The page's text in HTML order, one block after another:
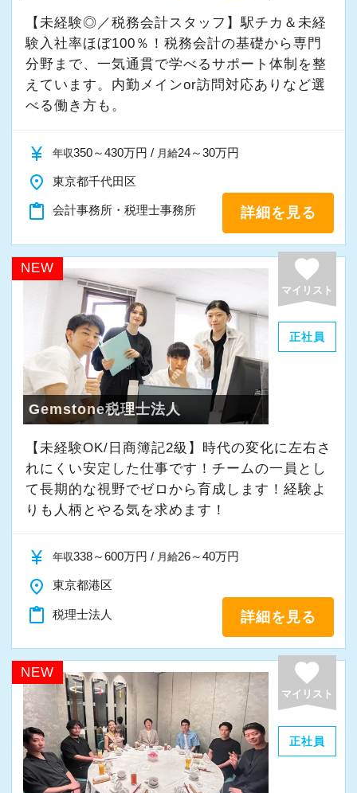
・お客様や仲間に対して誠実に対応できる方
・成長意欲を持ち、前向きにチャレンジできる
方
また、当事務所ではDX化や業務改善などにも積
「まずはやってみる」
「新しいことにも前向きに挑戦してみる」
そんな姿勢をお持ちの方であれば、経験を活か
しながらさらに成長できる環境です。
一緒に学び、成長しながら、お客様のお役に立
てる仕事をしていきませんか。
★事務所の理念★
～事業の発展に寄与するために、公正で健全な
会計・税務を通じて、貢献できる価値を提供
し、人生豊かで幸せになるための力となること
～
当事務所では、経営者やそこで働く社員の皆さ
まがより良い未来を実現できるよう、日々業務
に取り組んでいます。
を感じながら、安心して長く働ける事務所であ
りたいと考えています。
私たちと一緒に成長しながら働いてみません
か。
ご応募をお待ちしております！
【未経験◎／税務会計スタッフ】駅チカ＆未経
験入社率ほぼ100％！税務会計の基礎から専門
分野まで、一気通貫で学べるサポート体制を整
えています。内勤メインor訪問対応ありなど選
べる働き方も。
currency_yen 年収350～430万円 / 月給24～30万円
place 東京都千代田区
content_paste 会計事務所・税理士事務所 詳細を見る
NEW favorite
マイリスト
正社員
Gemstone税理士法人
【未経験OK/日商簿記2級】時代の変化に左右さ
れにくい安定した仕事です！チームの一員とし
て⻑期的な視野でゼロから育成します！経験よ
りも人柄とやる気を求めます！
currency_yen 年収338～600万円 / 月給26～40万円
place 東京都港区
content_paste 税理士法人 詳細を見る
NEW favorite
マイリスト
正社員